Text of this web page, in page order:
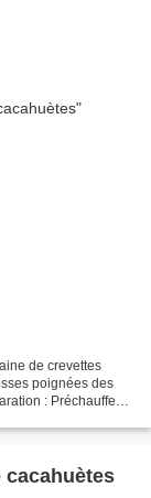
de crevettes
poignées des
: Préchauffez
cacahuètes